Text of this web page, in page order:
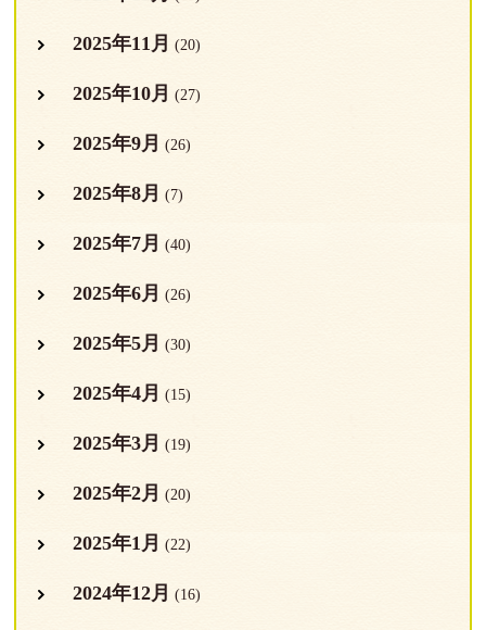
2025年11月 (20)
2025年10月 (27)
2025年9月 (26)
2025年8月 (7)
2025年7月 (40)
2025年6月 (26)
2025年5月 (30)
2025年4月 (15)
2025年3月 (19)
2025年2月 (20)
2025年1月 (22)
2024年12月 (16)